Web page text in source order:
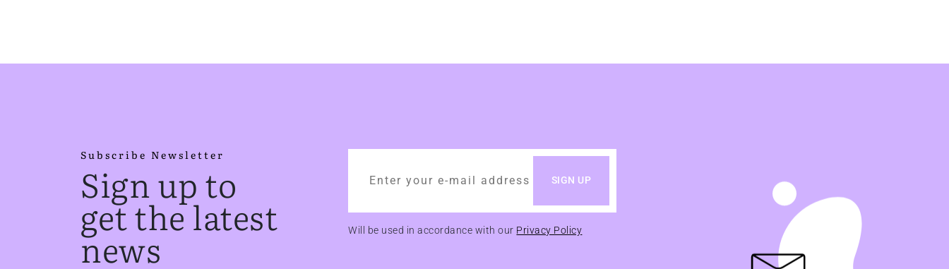
Subscribe Newsletter
Sign up to
get the latest
news Will be used in accordance with our Privacy Policy